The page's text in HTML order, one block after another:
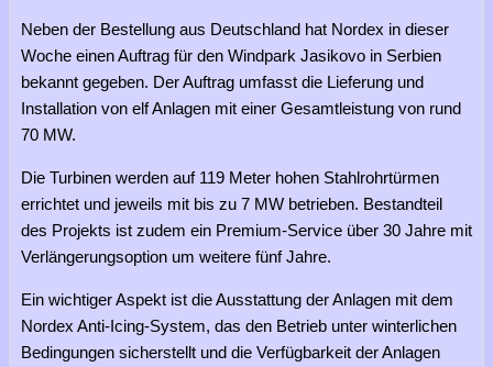
Neben der Bestellung aus Deutschland hat Nordex in dieser
Woche einen Auftrag für den Windpark Jasikovo in Serbien
bekannt gegeben. Der Auftrag umfasst die Lieferung und
Installation von elf Anlagen mit einer Gesamtleistung von rund
70 MW.
Die Turbinen werden auf 119 Meter hohen Stahlrohrtürmen
errichtet und jeweils mit bis zu 7 MW betrieben. Bestandteil
des Projekts ist zudem ein Premium-Service über 30 Jahre mit
Verlängerungsoption um weitere fünf Jahre.
Ein wichtiger Aspekt ist die Ausstattung der Anlagen mit dem
Nordex Anti-Icing-System, das den Betrieb unter winterlichen
Bedingungen sicherstellt und die Verfügbarkeit der Anlagen